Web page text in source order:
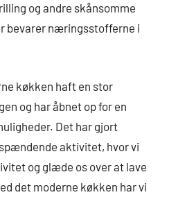
og andre skånsomme
bevarer næringsstofferne i
køkken haft en stor
og har åbnet op for en
Det har gjort
aktivitet, hvor vi
og glæde os over at lave
det moderne køkken har vi